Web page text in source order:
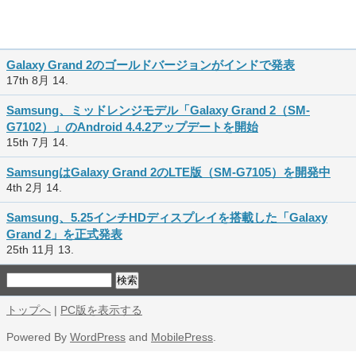
Galaxy Grand 2のゴールドバージョンがインドで発表
17th 8月 14.
Samsung、ミッドレンジモデル「Galaxy Grand 2（SM-
G7102）」のAndroid 4.4.2アップデートを開始
15th 7月 14.
SamsungはGalaxy Grand 2のLTE版（SM-G7105）を開発中
4th 2月 14.
Samsung、5.25インチHDディスプレイを搭載した「Galaxy
Grand 2」を正式発表
25th 11月 13.
トップへ | PC版を表示する
Powered By WordPress and MobilePress